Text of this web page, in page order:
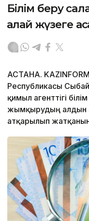
Білім беру
қалай жүзеге
АСТАНА. KAZINFORM
Республикасы
қимыл агенттігі
жымқырудың алдын
атқарылып